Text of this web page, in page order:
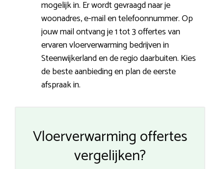
mogelijk in. Er wordt gevraagd naar je
woonadres, e-mail en telefoonnummer. Op
jouw mail ontvang je 1 tot 3 offertes van
ervaren vloerverwarming bedrijven in
Steenwijkerland en de regio daarbuiten. Kies
de beste aanbieding en plan de eerste
afspraak in.
Vloerverwarming offertes
vergelijken?